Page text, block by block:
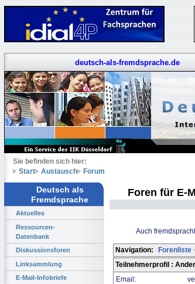
deutsch-als-fremdsprache.de
Sie befinden sich hier:
Start
Austausch Forum
Deutsch als
Fremdsprache
Aktuelles
Ressourcen-
Datenbank
Diskussionsforen
Linksammlung
E-Mail-Infobriefe
Foren für E-
Auch
Navigation: Forenliste
Teilnehmerprofil :
Email: